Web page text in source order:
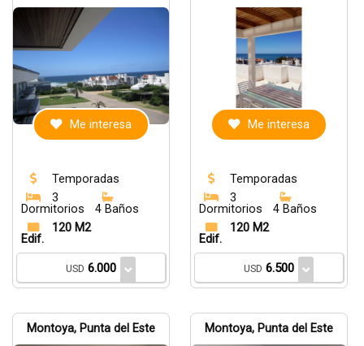
Me interesa
Temporadas
3
Dormitorios
4 Baños
120 M2
Edif.
USD 6.000
Me interesa
Temporadas
3
Dormitorios
4 Baños
120 M2
Edif.
USD 6.500
Montoya, Punta del Este Montoya, Punta del Este